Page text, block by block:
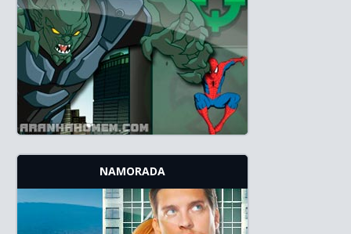
NAMORADA